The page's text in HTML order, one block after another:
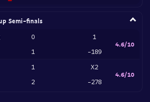
Semi-finals
0
1
1
-189
4.6/10
1
2
X2
-278
4.6/10